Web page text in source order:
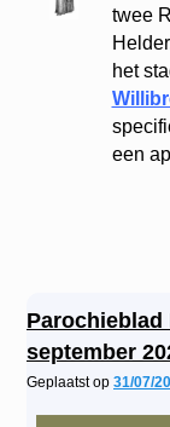
twee
het
een
Parochieblad
september
Geplaatst op 31/07/